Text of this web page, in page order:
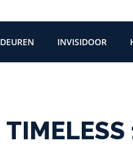
DEUREN INVISIDOOR